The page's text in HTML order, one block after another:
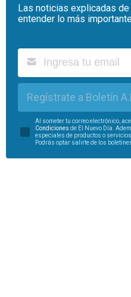
Las noticias explicadas
entender lo más
Regístrate a Boletín
Al someter tu correo electrónico,
Condiciones de El Nuevo Día.
especiales de productos o
Podrás optar salirte de los